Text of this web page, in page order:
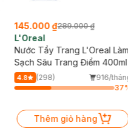
145.000 ₫289.000 ₫
L'Oreal
Nước Tẩy Trang L'Oreal Làm
Sạch Sâu Trang Điểm 400ml
4.8 (298)
916/
37
Thêm giỏ hàng